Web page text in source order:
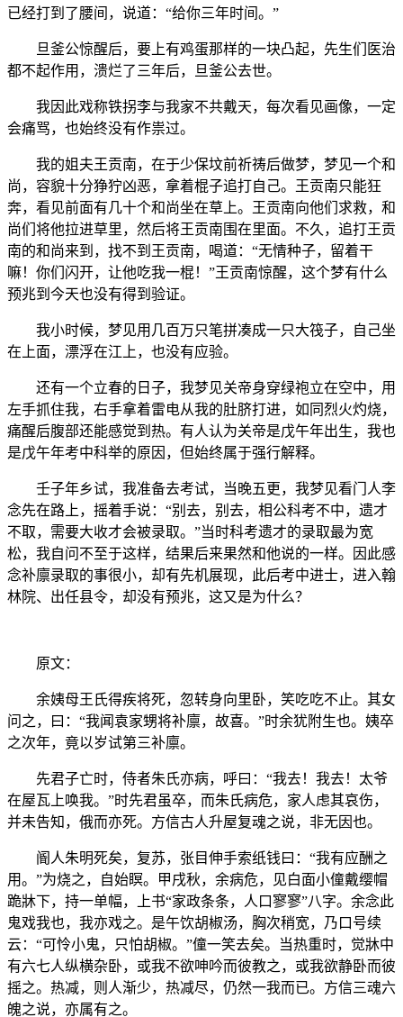
已经打到了腰间，说道：“给你三年时间。”
旦釜公惊醒后，要上有鸡蛋那样的一块凸起，先生们医治
都不起作用，溃烂了三年后，旦釜公去世。
我因此戏称铁拐李与我家不共戴天，每次看见画像，一定
会痛骂，也始终没有作祟过。
我的姐夫王贡南，在于少保坟前祈祷后做梦，梦见一个和
尚，容貌十分狰狞凶恶，拿着棍子追打自己。王贡南只能狂
奔，看见前面有几十个和尚坐在草上。王贡南向他们求救，和
尚们将他拉进草里，然后将王贡南围在里面。不久，追打王贡
南的和尚来到，找不到王贡南，喝道：“无情种子，留着干
嘛！你们闪开，让他吃我一棍！”王贡南惊醒，这个梦有什么
预兆到今天也没有得到验证。
我小时候，梦见用几百万只笔拼凑成一只大筏子，自己坐
在上面，漂浮在江上，也没有应验。
还有一个立春的日子，我梦见关帝身穿绿袍立在空中，用
左手抓住我，右手拿着雷电从我的肚脐打进，如同烈火灼烧，
痛醒后腹部还能感觉到热。有人认为关帝是戊午年出生，我也
是戊午年考中科举的原因，但始终属于强行解释。
壬子年乡试，我准备去考试，当晚五更，我梦见看门人李
念先在路上，摇着手说：“别去，别去，相公科考不中，遗才
不取，需要大收才会被录取。”当时科考遗才的录取最为宽
松，我自问不至于这样，结果后来果然和他说的一样。因此感
念补廪录取的事很小，却有先机展现，此后考中进士，进入翰
林院、出任县令，却没有预兆，这又是为什么？
原文：
余姨母王氏得疾将死，忽转身向里卧，笑吃吃不止。其女
问之，曰：“我闻袁家甥将补廪，故喜。”时余犹附生也。姨卒
之次年，竟以岁试第三补廪。
先君子亡时，侍者朱氏亦病，呼曰：“我去！我去！太爷
在屋瓦上唤我。”时先君虽卒，而朱氏病危，家人虑其哀伤，
并未告知，俄而亦死。方信古人升屋复魂之说，非无因也。
阍人朱明死矣，复苏，张目伸手索纸钱曰：“我有应酬之
用。”为烧之，自始瞑。甲戌秋，余病危，见白面小僮戴缨帽
跪牀下，持一单幅，上书“家政条条，人口寥寥”八字。余念此
鬼戏我也，我亦戏之。是午饮胡椒汤，胸次稍宽，乃口号续
云：“可怜小鬼，只怕胡椒。”僮一笑去矣。当热重时，觉牀中
有六七人纵横杂卧，或我不欲呻吟而彼教之，或我欲静卧而彼
摇之。热减，则人渐少，热减尽，仍然一我而已。方信三魂六
魄之说，亦属有之。